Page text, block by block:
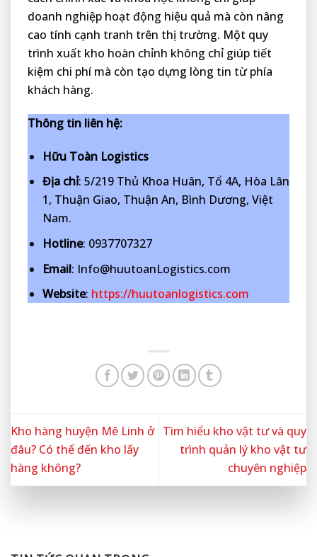
doanh nghiệp hoạt động hiệu quả mà còn nâng
cao tính cạnh tranh trên thị trường. Một quy
trình xuất kho hoàn chỉnh không chỉ giúp tiết
kiệm chi phí mà còn tạo dựng lòng tin từ phía
khách hàng.
Thông tin liên hệ:
Hữu Toàn Logistics
Địa chỉ: 5/219 Thủ Khoa Huân, Tổ 4A, Hòa Lân
1, Thuận Giao, Thuận An, Bình Dương, Việt
Nam.
Hotline: 0937707327
Email: Info@huutoanLogistics.com
Website: https://huutoanlogistics.com
Kho hàng huyện Mê Linh ở
đâu? Có thể đến kho lấy
hàng không?
Tìm hiểu kho vật tư và quy
trình quản lý kho vật tư
chuyên nghiệp